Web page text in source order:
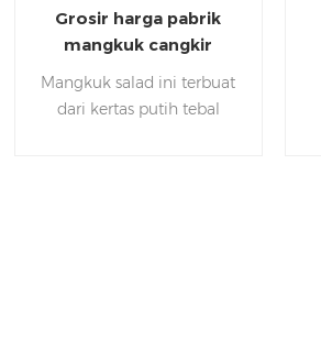
Grosir harga pabrik
mangkuk cangkir
mangkuk kertas desain
kustom mangkuk
Mangkuk salad ini terbuat
dari kertas putih tebal